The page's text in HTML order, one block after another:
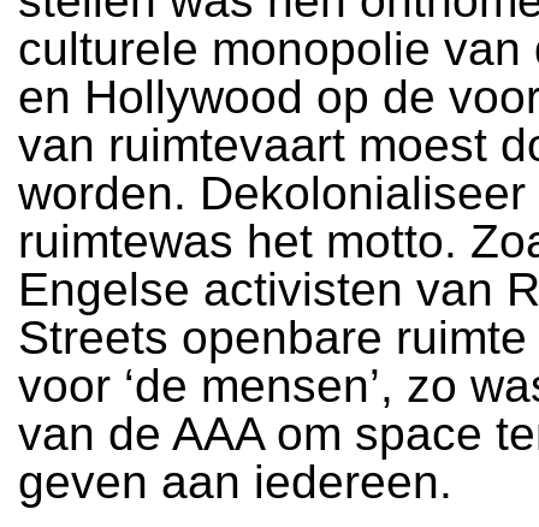
culturele monopolie van
en Hollywood op de
van ruimtevaart moest
worden. Dekolonialiseer
ruimtewas het motto.
Engelse activisten van
Streets openbare
voor ‘de mensen’, zo
van de AAA om space
geven aan iedereen.